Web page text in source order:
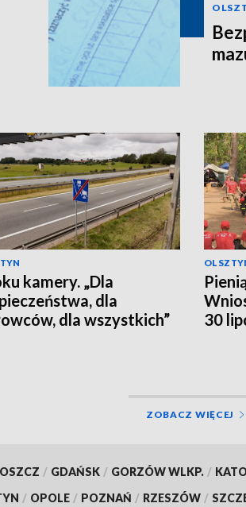
kamery. „Dla
dla
dla wszystkich”
30
ZOBACZ WIĘCEJ
/ GDAŃSK / GORZÓW WLKP. /
/ OPOLE / POZNAŃ / RZESZÓW /